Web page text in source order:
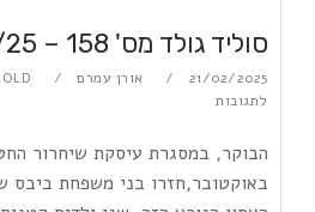
סוליד גולד מס' 158 – 20/2/25
21/02/2025 אורן עמרם
לתגובות
הבוקר, במסגרת עיסקת שיחרור
באוקטובר,חזרו בני משפחת ביבס